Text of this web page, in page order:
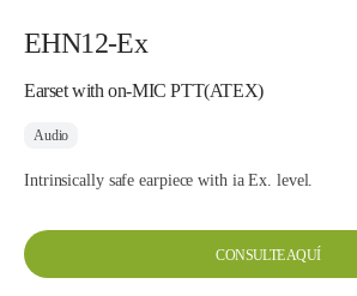
EHN12-Ex
Earset with on-MIC PTT(ATEX)
Audio
Intrinsically safe earpiece with ia Ex. level.
CONSULTE AQUÍ